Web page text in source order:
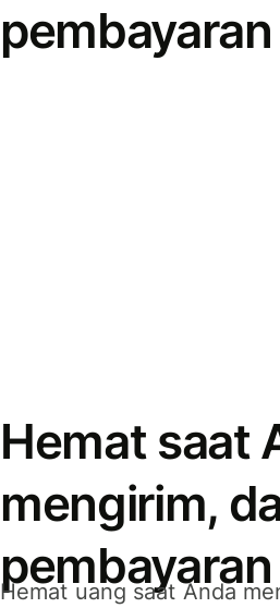
pembayaran
Hemat saat
mengirim,
pembayaran
Hemat uang saat Anda